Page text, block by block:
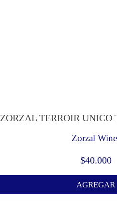
ZORZAL TERROIR UNICO
Zorzal
$40.000
AGREGAR